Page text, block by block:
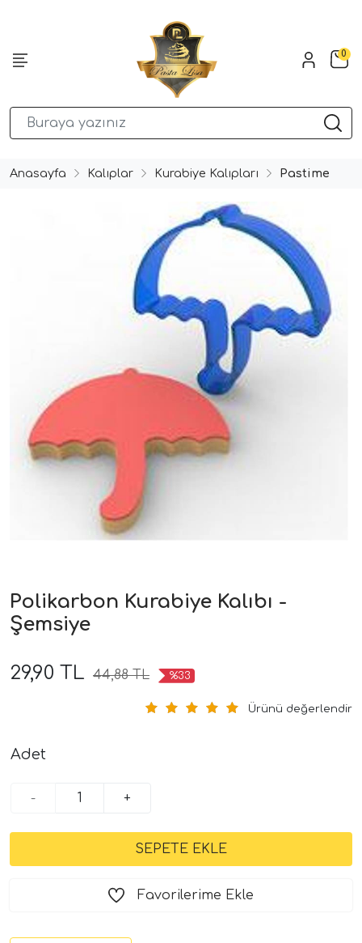
0
Anasayfa Kalıplar Kurabiye Kalıpları Pastime
Polikarbon Kurabiye Kalıbı -
Şemsiye
29,90 TL 44,88 TL %33
Ürünü değerlendir
Adet
- +
Favorilerime Ekle